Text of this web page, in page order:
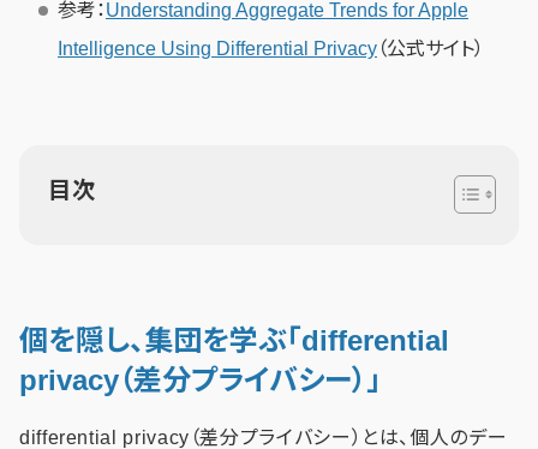
参考：Understanding Aggregate Trends for Apple
Intelligence Using Differential Privacy （公式サイト）
目次
個を隠し、集団を学ぶ「differential
privacy（差分プライバシー）」
differential privacy（差分プライバシー）とは、個人のデー